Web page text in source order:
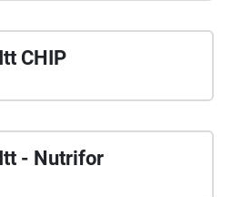
CHIP
- Nutrifor